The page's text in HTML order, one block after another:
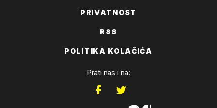
PRIVATNOST
RSS
POLITIKA KOLAČIĆA
Prati nas i na: